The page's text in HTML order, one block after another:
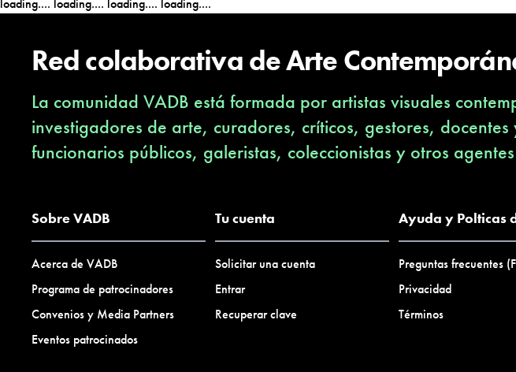
loading.... loading.... loading.... loading....
Red colaborativa de Arte
La comunidad VADB está formada por artistas visuales
investigadores de arte, curadores, críticos, gestores,
funcionarios públicos, galeristas, coleccionistas y otros
Sobre VADB
Acerca de VADB
Programa de patrocinadores
Convenios y Media Partners
Eventos patrocinados
Tu cuenta
Solicitar una cuenta
Entrar
Recuperar clave
Ayuda y Polticas
Preguntas frecuentes
Privacidad
Términos